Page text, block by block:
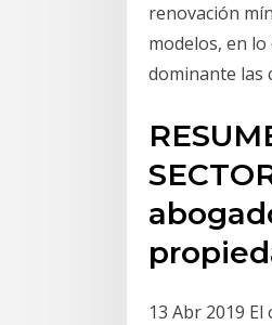
renovación
modelos, en
dominante las
13 Abr 2019